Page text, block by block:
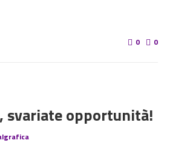
0
0
svariate opportunità!